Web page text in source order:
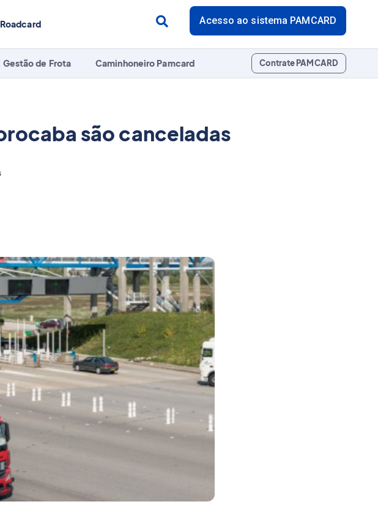
Acesso ao sistema PAMCARD
Gestão de Frota Caminhoneiro Pamcard Contrate PAMCARD
são canceladas